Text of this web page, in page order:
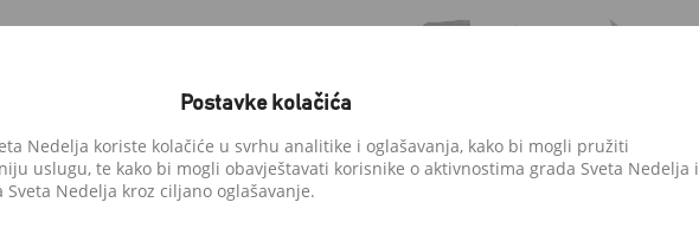
Postavke kolačića
Nedelja koriste kolačiće u svrhu analitike i oglašavanja, kako bi mogli pružiti
uslugu, te kako bi mogli obavještavati korisnike o aktivnostima grada Sveta Nedelja i
Nedelja kroz ciljano oglašavanje.